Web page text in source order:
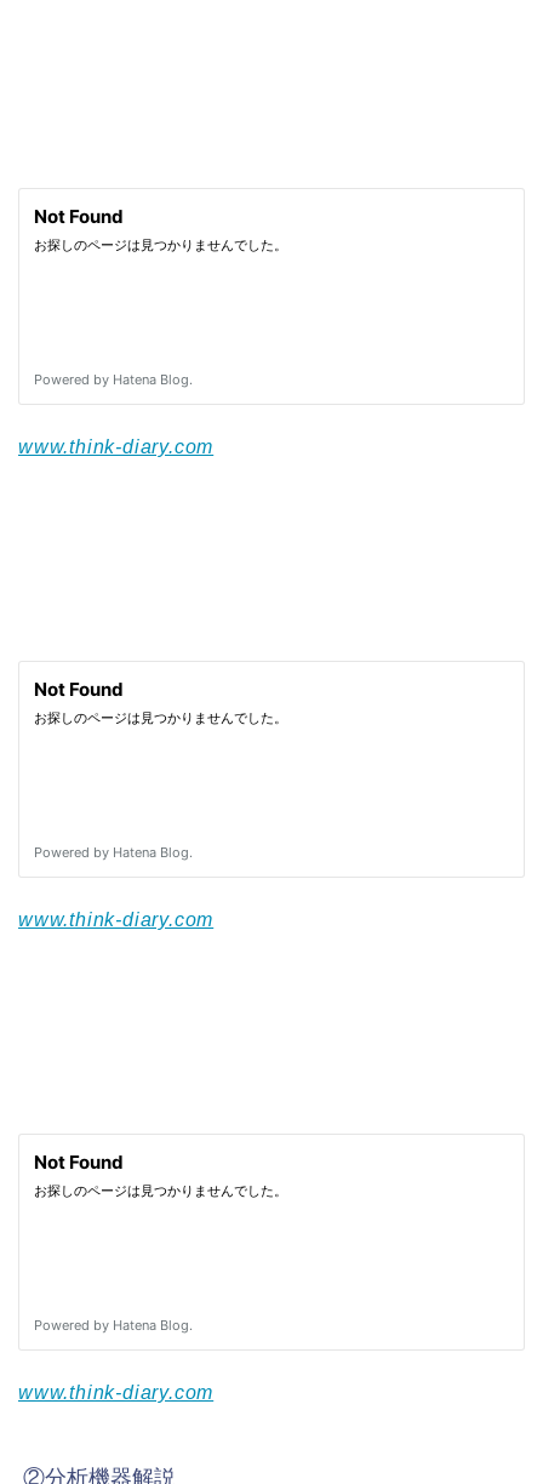
www.think-diary.com
www.think-diary.com
www.think-diary.com
②分析機器解説